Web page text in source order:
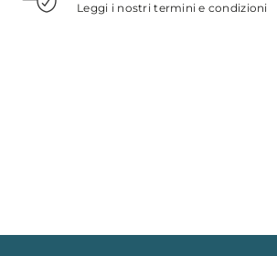
Leggi i nostri termini e condizioni